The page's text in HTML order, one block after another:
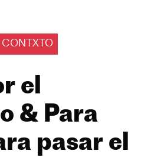
CONTXTO
el
& Para
pasar el